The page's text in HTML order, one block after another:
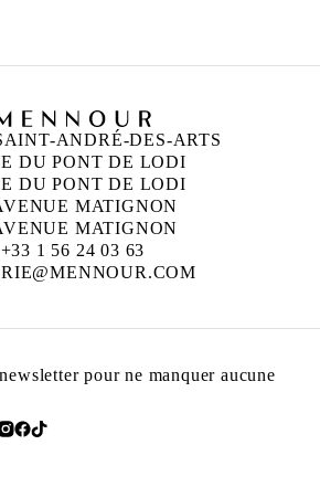
ANDRÉ-DES-ARTS
DU PONT DE LODI
DU PONT DE LODI
MATIGNON
MATIGNON
+33 1 56 24 03 63
pour ne manquer aucune